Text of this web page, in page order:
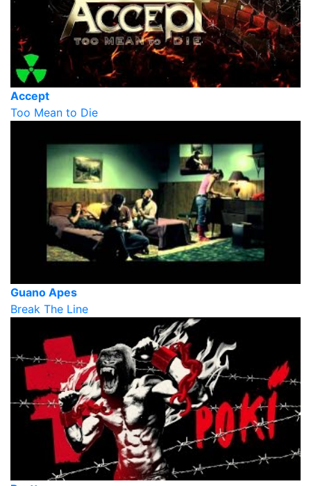
Accept
Too Mean to Die
Guano Apes
Break The Line